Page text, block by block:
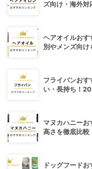
ズ向け・海外対
ヘアオイルおす
別やメンズ向け
フライパンお
い・長持ち！
マヌカハニー
高さを徹底比較
ドッグフード